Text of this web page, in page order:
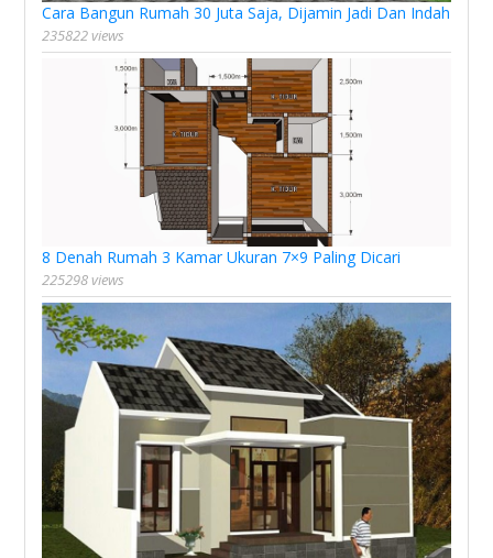
Cara Bangun Rumah 30 Juta Saja, Dijamin Jadi Dan Indah
235822 views
8 Denah Rumah 3 Kamar Ukuran 7×9 Paling Dicari
225298 views